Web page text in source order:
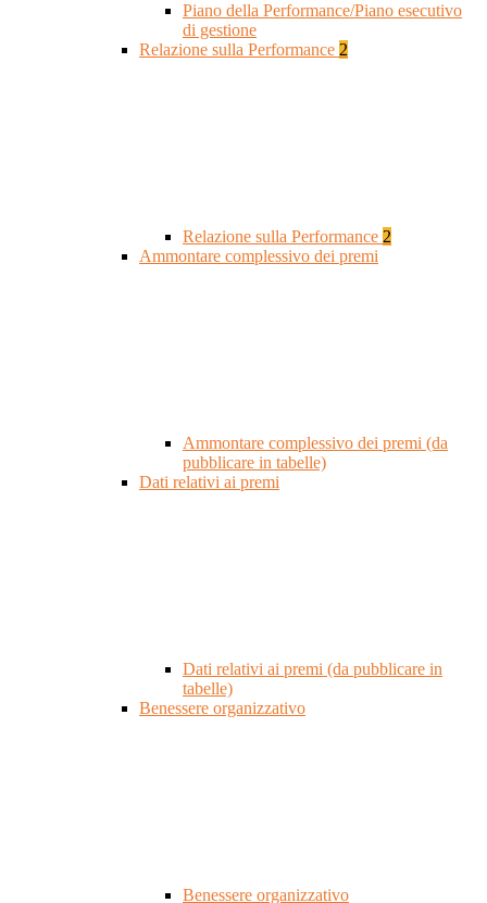
Piano della Performance/Piano esecutivo
di gestione
Relazione sulla Performance 2
Relazione sulla Performance 2
Ammontare complessivo dei premi
Ammontare complessivo dei premi (da
pubblicare in tabelle)
Dati relativi ai premi
Dati relativi ai premi (da pubblicare in
tabelle)
Benessere organizzativo
Benessere organizzativo